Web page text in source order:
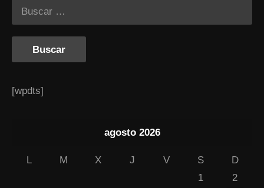
[wpdts]
agosto 2026
L M X J V S
D
1
2